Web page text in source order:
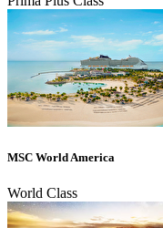
MSC World America
World Class